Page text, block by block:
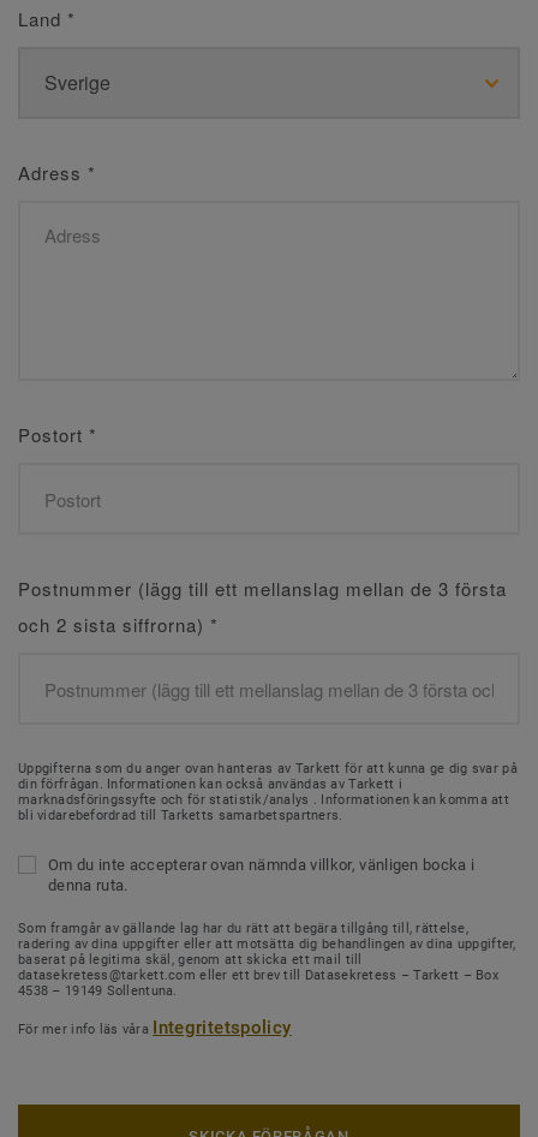
Land *
Adress *
Postort *
Postnummer (lägg till ett mellanslag mellan de 3 första
och 2 sista siffrorna) *
Uppgifterna som du anger ovan hanteras av Tarkett för att kunna ge dig svar på
din förfrågan. Informationen kan också användas av Tarkett i
marknadsföringssyfte och för statistik/analys . Informationen kan komma att
bli vidarebefordrad till Tarketts samarbetspartners.
Om du inte accepterar ovan nämnda villkor, vänligen bocka i
denna ruta.
Som framgår av gällande lag har du rätt att begära tillgång till, rättelse,
radering av dina uppgifter eller att motsätta dig behandlingen av dina uppgifter,
baserat på legitima skäl, genom att skicka ett mail till
datasekretess@tarkett.com eller ett brev till Datasekretess – Tarkett – Box
4538 – 19149 Sollentuna.
För mer info läs våra Integritetspolicy